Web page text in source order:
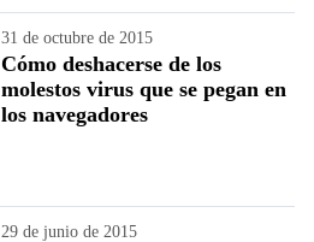
31 de octubre de 2015
Cómo deshacerse de los
molestos virus que se pegan en
los navegadores
29 de junio de 2015